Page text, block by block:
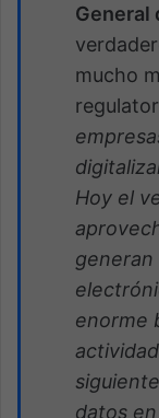
General
mucho
Hoy el
generan
enorme
datos